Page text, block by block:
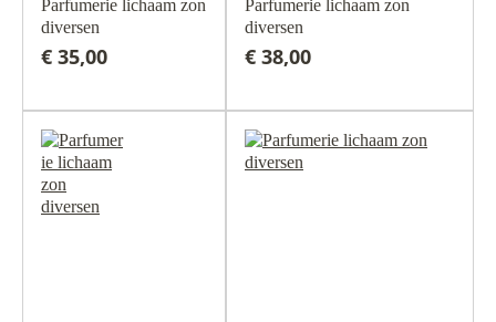
Parfumerie lichaam zon
diversen
€ 35,00
Parfumerie lichaam zon
diversen
€ 38,00